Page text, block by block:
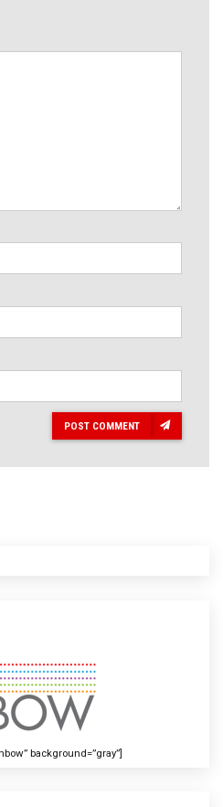
POST COMMENT
background=”gray”]